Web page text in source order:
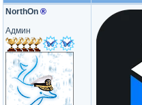
NorthOn ®
Админ